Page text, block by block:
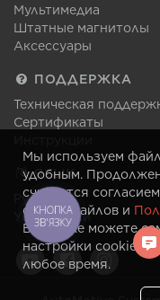
Мы используем
удобным.
считается
cookie-файлов и
Вы также можете
настройки cookie-
любое время.
Мультимедиа
Штатные магнитолы
Аксессуары
ПОДДЕРЖКА
Техническая
Сертификаты
ЯЗЫК
Русский
Украинский
КНОПКА
ЗВ'ЯЗКУ